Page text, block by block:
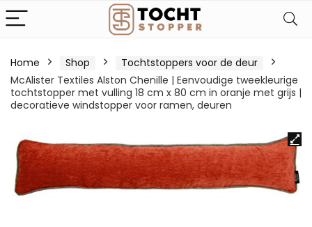
Home Shop
Tochtstoppers voor de deur
McAlister Textiles Alston Chenille | Eenvoudige tweekleurige
tochtstopper met vulling 18 cm x 80 cm in oranje met grijs |
decoratieve windstopper voor ramen, deuren